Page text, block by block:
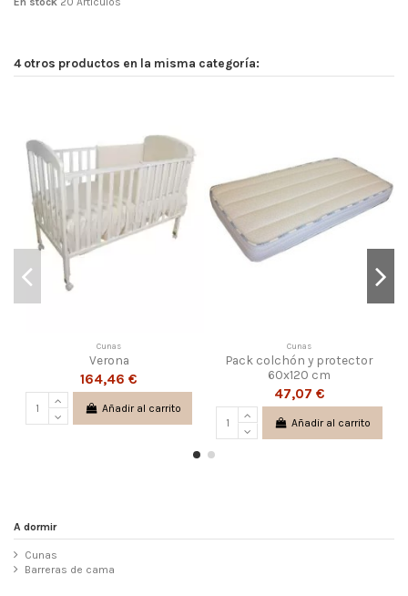
4 otros productos en la misma categoría:
Cunas
Verona
164,46 €
Añadir al carrito
Cunas
Pack colchón y protector
60x120 cm
47,07 €
Añadir al carrito
A dormir
Cunas
Barreras de cama